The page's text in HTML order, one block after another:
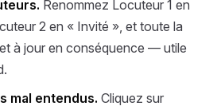
Renommez Locuteur 1 en
2 en « Invité », et toute la
à jour en conséquence — utile
mal entendus. Cliquez sur